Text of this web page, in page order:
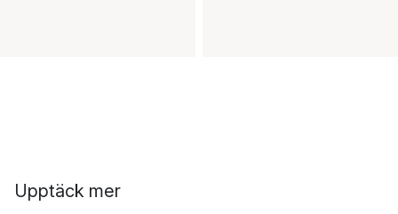
Upptäck mer